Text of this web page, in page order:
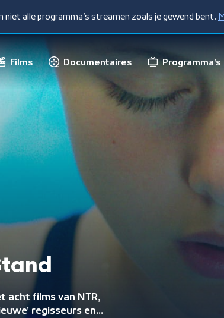
niet alle programma’s streamen zoals je gewend bent.
Films Documentaires Programma's
acht films van NTR,
regisseurs en